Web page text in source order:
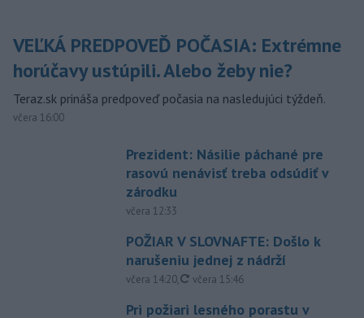
VEĽKÁ PREDPOVEĎ POČASIA: Extrémne
horúčavy ustúpili. Alebo žeby nie?
Teraz.sk prináša predpoveď počasia na nasledujúci týždeň.
včera 16:00
Prezident: Násilie páchané pre
rasovú nenávisť treba odsúdiť v
zárodku
včera 12:33
POŽIAR V SLOVNAFTE: Došlo k
narušeniu jednej z nádrží
včera 14:20, aktualizované
včera 15:46
Pri požiari lesného porastu v